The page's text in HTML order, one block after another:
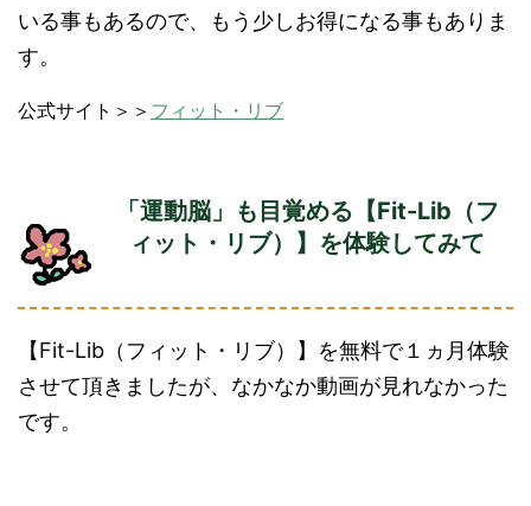
いる事もあるので、もう少しお得になる事もありま
す。
公式サイト＞＞ フィット・リブ
「運動脳」も目覚める【Fit-Lib（フ
ィット・リブ）】を体験してみて
【Fit-Lib（フィット・リブ）】を無料で１ヵ月体験
させて頂きましたが、なかなか動画が見れなかった
です。